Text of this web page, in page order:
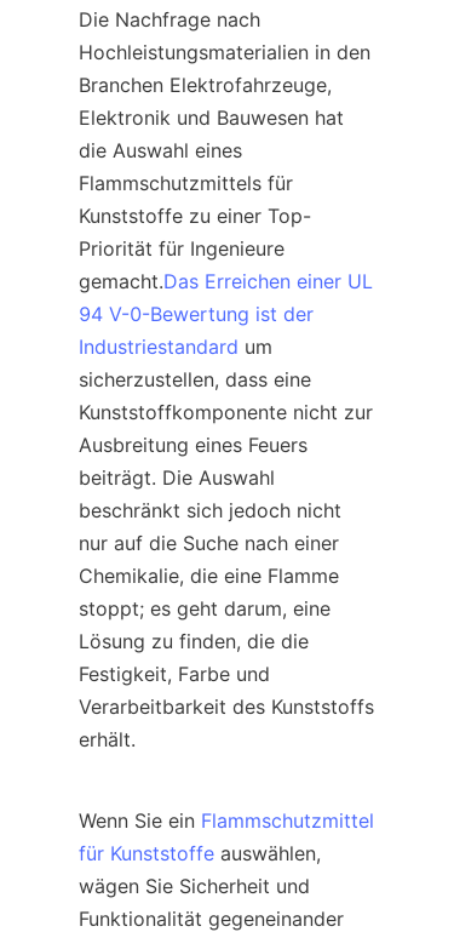
Die Nachfrage nach
Hochleistungsmaterialien in den
Branchen Elektrofahrzeuge,
Elektronik und Bauwesen hat
die Auswahl eines
Flammschutzmittels für
Kunststoffe zu einer Top-
Priorität für Ingenieure
gemacht.Das Erreichen einer UL
94 V-0-Bewertung ist der
Industriestandard um
sicherzustellen, dass eine
Kunststoffkomponente nicht zur
Ausbreitung eines Feuers
beiträgt. Die Auswahl
beschränkt sich jedoch nicht
nur auf die Suche nach einer
Chemikalie, die eine Flamme
stoppt; es geht darum, eine
Lösung zu finden, die die
Festigkeit, Farbe und
Verarbeitbarkeit des Kunststoffs
erhält.
Wenn Sie ein Flammschutzmittel
für Kunststoffe auswählen,
wägen Sie Sicherheit und
Funktionalität gegeneinander